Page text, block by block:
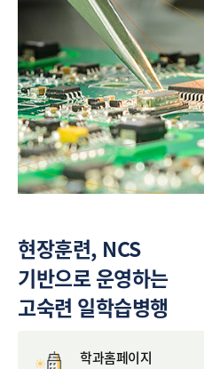
현장훈련, NCS
기반으로 운영하는
고숙련 일학습병행
학과홈페이지